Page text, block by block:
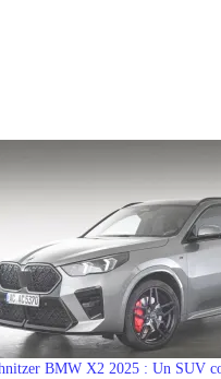
BMW X2 2025 : Un SUV